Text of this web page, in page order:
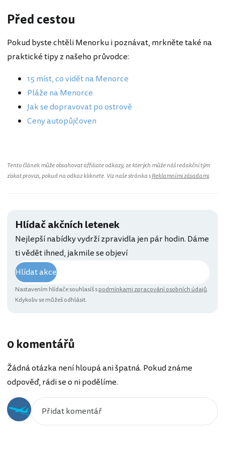
Před cestou
Pokud byste chtěli Menorku i poznávat, mrkněte také na
praktické tipy z našeho průvodce:
15 míst, co vidět na Menorce
Pláže na Menorce
Jak se dopravovat po ostrově
Ceny autopůjčoven
Tento článek může obsahovat affiliate odkazy, ze kterých může náš redakční tým
získat provizi, pokud na odkaz kliknete. Viz naše stránka sReklamními zásadami.
Hlídač akčních letenek
Nejlepší nabídky vydrží zpravidla jen pár hodin. Dáme
ti vědět ihned, jakmile se objeví
Hlídat akce
Nastavením hlídače souhlasíš spodmínkami zpracování osobních údajů.
Kdykoliv se můžeš odhlásit.
0 komentářů
Žádná otázka není hloupá ani špatná. Pokud známe
odpověď, rádi se o ni podělíme.